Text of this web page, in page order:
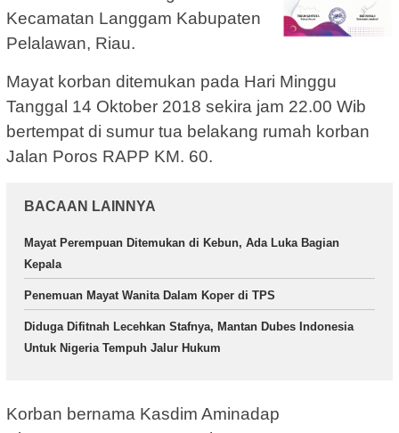
Kecamatan Langgam Kabupaten
Pelalawan, Riau.
Mayat korban ditemukan pada Hari Minggu
Tanggal 14 Oktober 2018 sekira jam 22.00 Wib
bertempat di sumur tua belakang rumah korban
Jalan Poros RAPP KM. 60.
BACAAN LAINNYA
Mayat Perempuan Ditemukan di Kebun, Ada Luka Bagian
Kepala
Penemuan Mayat Wanita Dalam Koper di TPS
Diduga Difitnah Lecehkan Stafnya, Mantan Dubes Indonesia
Untuk Nigeria Tempuh Jalur Hukum
Korban bernama Kasdim Aminadap